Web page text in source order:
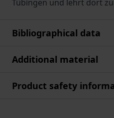
Tübingen und lehrt dort
Bibliographical data
Additional material
Product safety